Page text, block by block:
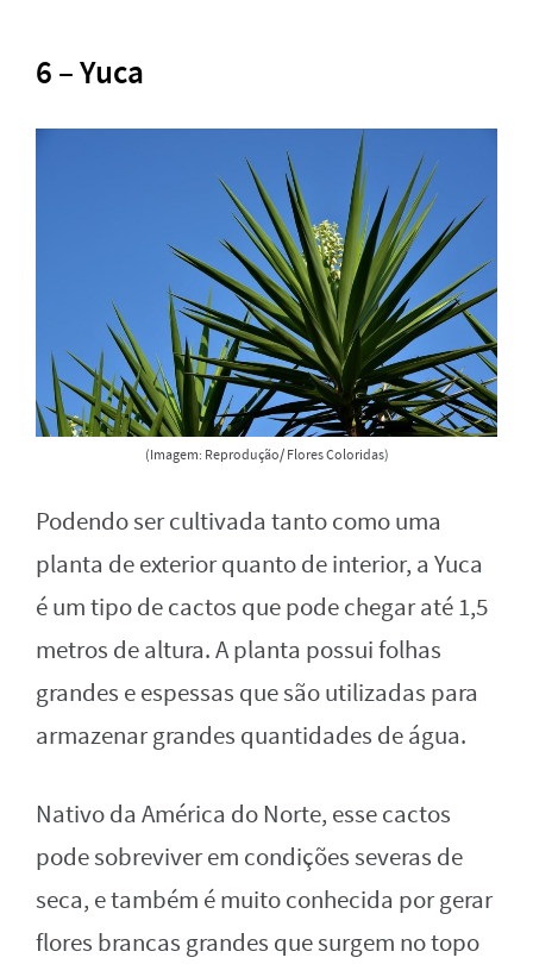
6 – Yuca
(Imagem: Reprodução/ Flores Coloridas)
Podendo ser cultivada tanto como uma
planta de exterior quanto de interior, a Yuca
é um tipo de cactos que pode chegar até 1,5
metros de altura. A planta possui folhas
grandes e espessas que são utilizadas para
armazenar grandes quantidades de água.
Nativo da América do Norte, esse cactos
pode sobreviver em condições severas de
seca, e também é muito conhecida por gerar
flores brancas grandes que surgem no topo